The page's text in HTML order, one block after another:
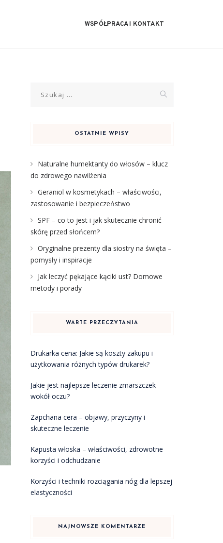
WSPÓŁPRACA I KONTAKT
OSTATNIE WPISY
Naturalne humektanty do włosów – klucz
do zdrowego nawilżenia
Geraniol w kosmetykach – właściwości,
zastosowanie i bezpieczeństwo
SPF – co to jest i jak skutecznie chronić
skórę przed słońcem?
Oryginalne prezenty dla siostry na święta –
pomysły i inspiracje
Jak leczyć pękające kąciki ust? Domowe
metody i porady
WARTE PRZECZYTANIA
Drukarka cena: Jakie są koszty zakupu i
użytkowania różnych typów drukarek?
Jakie jest najlepsze leczenie zmarszczek
wokół oczu?
Zapchana cera – objawy, przyczyny i
skuteczne leczenie
Kapusta włoska – właściwości, zdrowotne
korzyści i odchudzanie
Korzyści i techniki rozciągania nóg dla lepszej
elastyczności
NAJNOWSZE KOMENTARZE